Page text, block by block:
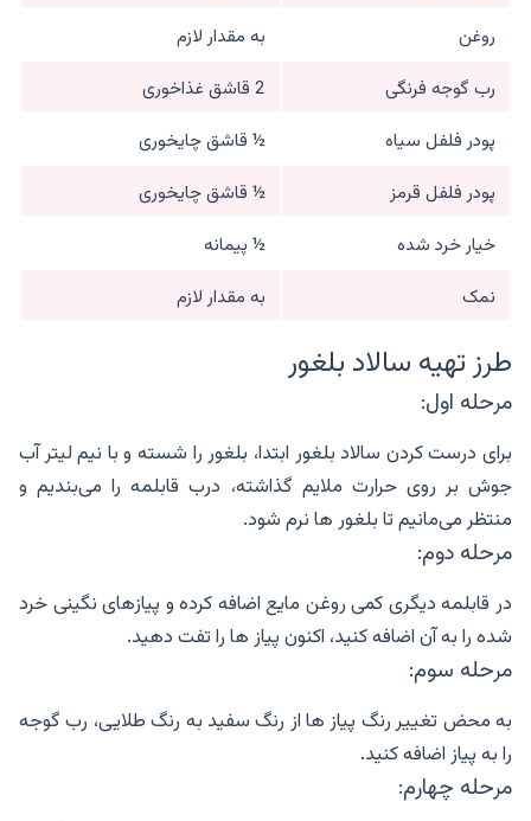
روغن
به مقدار لازم
رب گوجه فرنگی
2 قاشق غذاخوری
پودر فلفل سیاه
½ قاشق چایخوری
پودر فلفل قرمز
½ قاشق چایخوری
خیار خرد شده
½ پیمانه
نمک
به مقدار لازم
طرز تهیه سالاد بلغور
مرحله اول:
برای درست کردن سالاد بلغور ابتدا، بلغور را شسته و با نیم لیتر آب
جوش بر روی حرارت ملایم گذاشته، درب قابلمه را می‌بندیم و
منتظر می‌مانیم تا بلغور ها نرم شود.
مرحله دوم:
در قابلمه دیگری کمی روغن مایع اضافه کرده و پیازهای نگینی خرد
شده را به آن اضافه کنید، اکنون پیاز ها را تفت دهید.
مرحله سوم:
به محض تغییر رنگ پیاز ها از رنگ سفید به رنگ طلایی، رب گوجه
را به پیاز اضافه کنید.
مرحله چهارم: